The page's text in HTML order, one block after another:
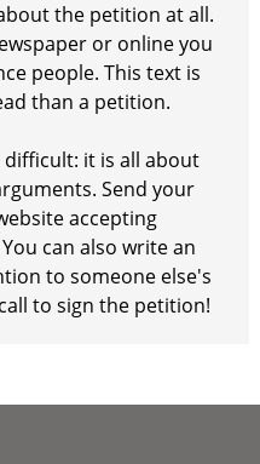
the petition at all.
or online you
people. This text is
than a petition.
difficult: it is all about
Send your
accepting
can also write an
to someone else's
to sign the petition!